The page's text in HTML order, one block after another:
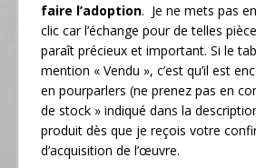
faire l’adoption. Je ne mets pas
clic car l’échange pour de telles
paraît précieux et important. Si le
mention « Vendu », c’est qu’il est
en pourparlers (ne prenez pas en
de stock » indiqué dans la
produit dès que je reçois votre
d’acquisition de l’œuvre.